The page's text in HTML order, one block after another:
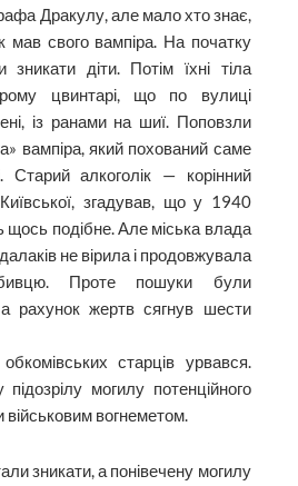
Дракулу, але мало хто знає,
мав свого вампіра. На початку
зникати діти. Потім їхні тіла
цвинтарі, що по вулиці
із ранами на шиї. Поповзли
вампіра, який похований саме
Старий алкоголік — корінний
згадував, що у 1940
щось подібне. Але міська влада
не вірила і продовжувала
Проте пошуки були
а рахунок жертв сягнув шести
старців урвався.
могилу потенційного
вогнеметом.
зникати, а понівечену могилу